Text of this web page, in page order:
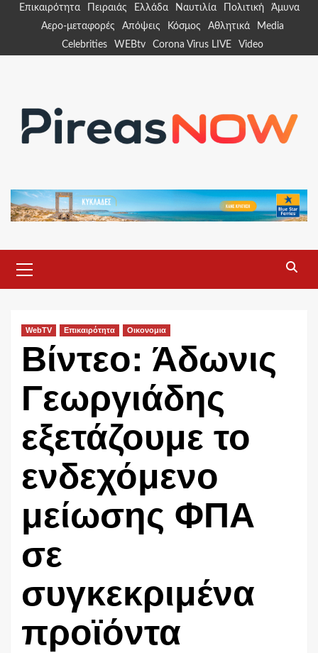
Επικαιρότητα Πειραιάς Ελλάδα Ναυτιλία Πολιτική
Άμυνα
Αερο-μεταφορές
Απόψεις Κόσμος Αθλητικά
Media
Celebrities
WEBtv Corona Virus LIVE Video
Menu
WebTV Επικαιρότητα Οικονομια
Βίντεο: Άδωνις
Γεωργιάδης
εξετάζουμε το
ενδεχόμενο
μείωσης ΦΠΑ
σε
συγκεκριμένα
προϊόντα